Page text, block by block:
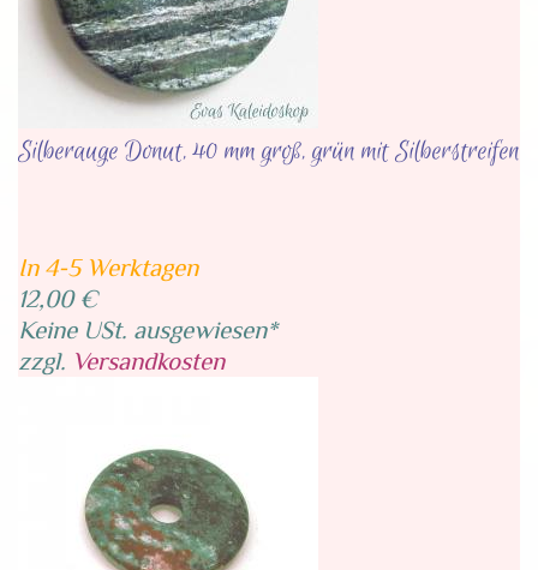
Silberauge Donut, 40 mm groß, grün mit Silberstreifen
In 4-5 Werktagen
12,00 €
Keine USt. ausgewiesen*
zzgl. Versandkosten